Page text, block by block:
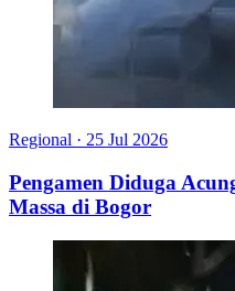
Regional · 25 Jul 2026
Pengamen Diduga
Massa di Bogor